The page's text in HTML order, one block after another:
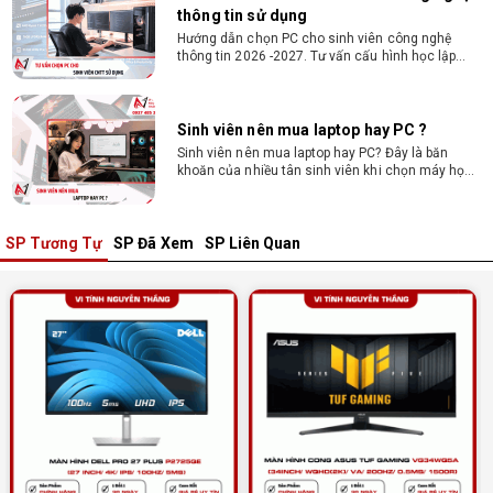
thông tin sử dụng
Hướng dẫn chọn PC cho sinh viên công nghệ
thông tin 2026 -2027. Tư vấn cấu hình học lập
Sinh viên nên mua laptop hay PC ?
Sinh viên nên mua laptop hay PC? Đây là băn
khoăn của nhiều tân sinh viên khi chọn máy học
Laptop Sinh Viên 15–20 Triệu 2026: Cấu
Hình Nào Đáng Tiền?
Tìm laptop sinh viên 15–20 triệu phù hợp ngành
học năm 2026? Khám phá cách chọn cấu hình,
RAM, SSD, màn hình và khả năng nâng cấp hợp lý.
Tổng hợp 7 laptop sinh viên dưới 15 triệu
nên mua
Bạn tìm laptop cho sinh viên dưới 15 triệu mượt
mà, bền bỉ? Xem ngay gợi ý các thương hiệu
4 năm đại học.
SP Tương Tự SP Đã Xem SP Liên Quan